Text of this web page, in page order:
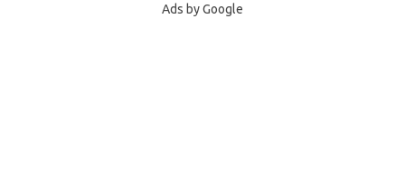
Ads by Google